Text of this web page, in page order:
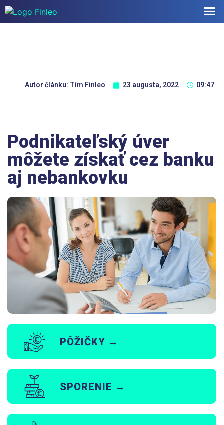
Autor článku: Tím Finleo 23 augusta, 2022 09:47
Podnikateľský úver
môžete získať cez banku
aj nebankovku
PÔŽIČKY →
SPORENIE →